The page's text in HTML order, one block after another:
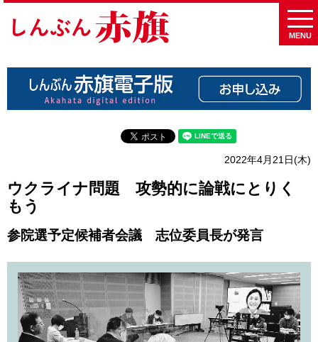
MENU
2022年4月21日(木)
ウクライナ問題 攻勢的に論戦にとりく
もう
参院選予定候補者会議 志位委員長が発言